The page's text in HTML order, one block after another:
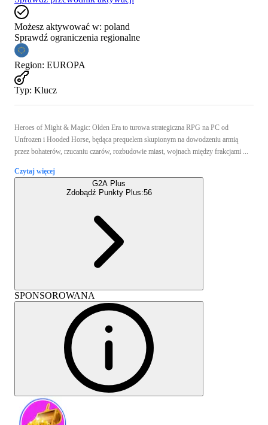
Możesz aktywować w: poland
Sprawdź ograniczenia regionalne
Region: EUROPA
Typ: Klucz
Heroes of Might & Magic: Olden Era to turowa strategiczna RPG na PC od
Unfrozen i Hooded Horse, będąca prequelem skupionym na dowodzeniu armią
przez bohaterów, rzucaniu czarów, rozbudowie miast, wojnach między frakcjami ...
Czytaj więcej
G2A Plus
Zdobądź Punkty Plus:56
SPONSOROWANA